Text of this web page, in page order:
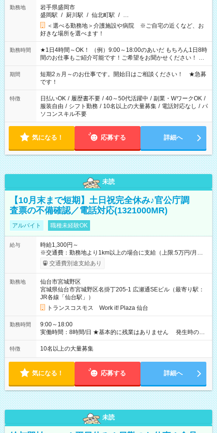
勤務地
岩手県盛岡市
盛岡駅 / 厨川駅 / 仙北町駅 / …
＜選べる勤務地＞介護施設や病院 ※ご自宅の近くなど、お
好きな場所を選べます！
勤務時間
★1日4時間～OK！ （例）9:00～18:00のあいだ もちろん1日8時
間のお仕事もご紹介可能です！ご希望をお聞かせください！ ★
家庭の都合でお休みが必要な場合も遠慮なくご相談ください。
※週最低15時間以上の勤務が必要です
期間
短期2ヵ月～のお仕事です。開始日はご相談ください！ ★急募
です！
特徴 日払いOK / 履歴書不要 / 40～50代活躍中 / 副業・WワークOK /
服装自由 / シフト勤務 / 10名以上の大量募集 / 電話対応なし / パ
ソコンスキル不要
気になる！ 応募する 詳細へ
未読
【10月末まで短期】土日祝完全休み♪官公庁調
査票の不備確認／電話対応(1321000MR)
アルバイト 職種未経験OK
給与
時給1,300円～
※交通費：勤務地より1km以上の場合に支給（上限:5万円/月・
2,500円/日） ※残業代：残業発生時は1分単位で支給 ※研修中の
給与変動なし ＜ 収入例 ＞ ■週5日勤務の場合… 月収22万8,800
4日勤務の場合… 月収16万6,400円以上可能 ※交通費別途支給
（時給1,300円×8時間×16日） 【試用期間】試用期間なし
交通費別途支給あり
勤務地
仙台市宮城野区
宮城県仙台市宮城野区名掛丁205-1 広瀬通SEビル（最寄り駅：
JR各線「仙台駅」）
トランスコスモス Work it! Plaza 仙台
勤務時間
9:00～18:00
実働時間：8時間/日 ★基本的に残業はありません 発生時の残
業代は1分単位で支給いたします
特徴 10名以上の大量募集
気になる！ 応募する 詳細へ
未読